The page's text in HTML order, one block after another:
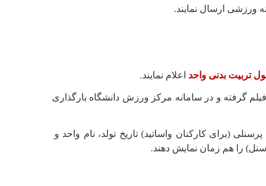
تربیت بدنی واحد اعلام نمایند.
گرفته و در سامانه مرکز ورزش دانشگاه بارگذاری
(برای کارکنان واساتید) تاریخ تولد، نام واحد و
را هم زمان نمایش دهند.